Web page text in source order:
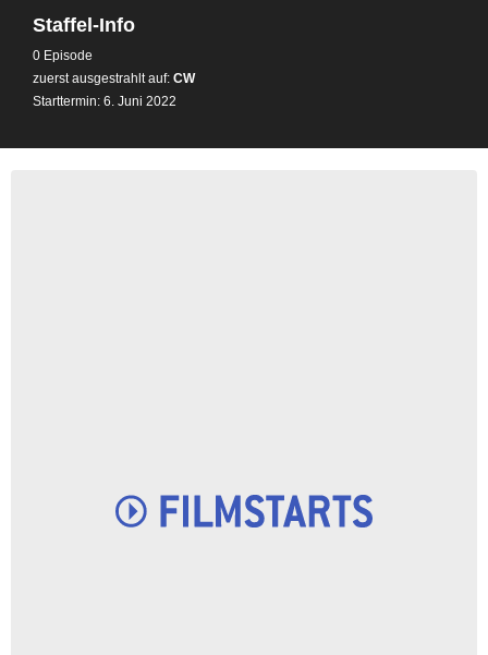
Staffel-Info
0 Episode
zuerst ausgestrahlt auf: CW
Starttermin: 6. Juni 2022